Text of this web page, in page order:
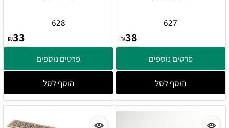
627
₪38
פרטים נוספים
הוסף לסל
628
₪33
פרטים נוספים
הוסף לסל